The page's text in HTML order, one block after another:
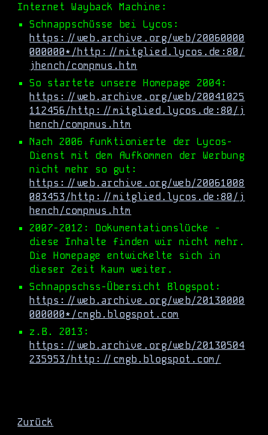
Internet Wayback Machine:
Schnappschüsse bei Lycos:
https://web.archive.org/web/20060000
000000*/http://mitglied.lycos.de:80/
jhench/compmus.htm
So startete unsere Homepage 2004:
https://web.archive.org/web/20041025
112456/http://mitglied.lycos.de:80/j
hench/compmus.htm
Nach 2006 funktionierte der Lycos-
Dienst mit dem Aufkommen der Werbung
nicht mehr so gut:
https://web.archive.org/web/20061008
083453/http://mitglied.lycos.de:80/j
hench/compmus.htm
2007-2012: Dokumentationslücke -
diese Inhalte finden wir nicht mehr.
Die Homepage entwickelte sich in
dieser Zeit kaum weiter.
Schnappschss-Übersicht Blogspot:
https://web.archive.org/web/20130000
000000*/cmgb.blogspot.com
z.B. 2013:
https://web.archive.org/web/20130504
235953/http://cmgb.blogspot.com/
Zurück